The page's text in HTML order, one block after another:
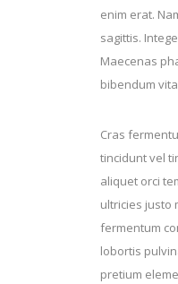
enim erat.
sagittis.
Maecenas
bibendum
Cras
tincidunt vel
aliquet orci
ultricies justo
fermentum
lobortis
pretium